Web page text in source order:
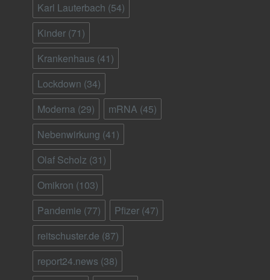
Karl Lauterbach (54)
Kinder (71)
Krankenhaus (41)
Lockdown (34)
Moderna (29) mRNA (45)
Nebenwirkung (41)
Olaf Scholz (31)
Omikron (103)
Pandemie (77) Pfizer (47)
reitschuster.de (87)
report24.news (38)